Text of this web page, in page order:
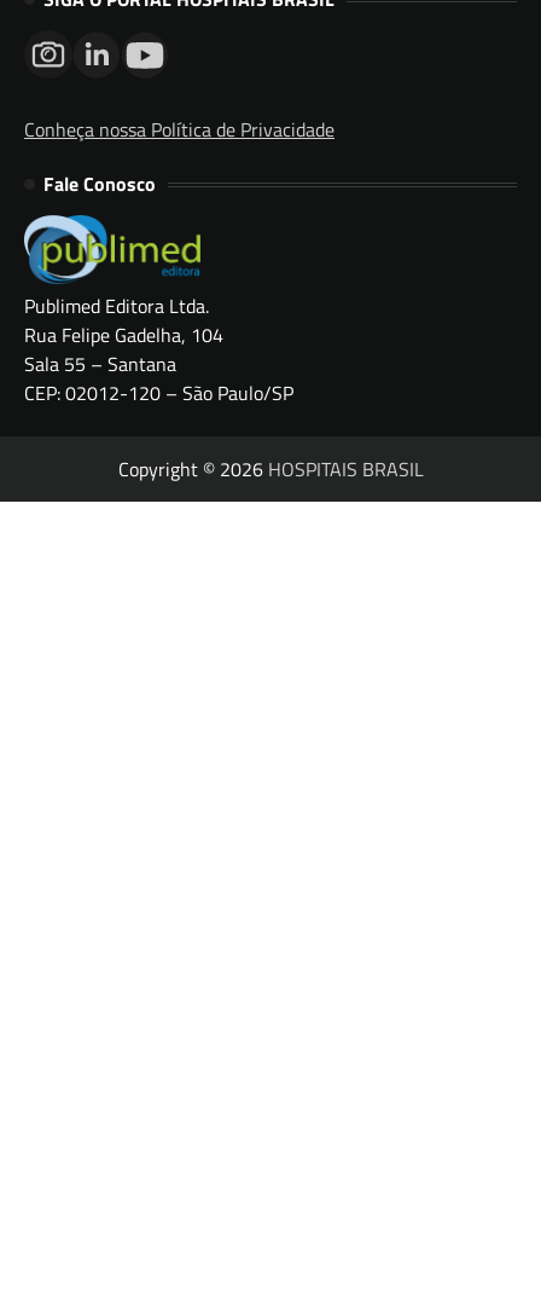
Conheça nossa Política de Privacidade
Fale Conosco
Publimed Editora Ltda.
Rua Felipe Gadelha, 104
Sala 55 – Santana
CEP: 02012-120 – São Paulo/SP
Copyright © 2026 HOSPITAIS BRASIL